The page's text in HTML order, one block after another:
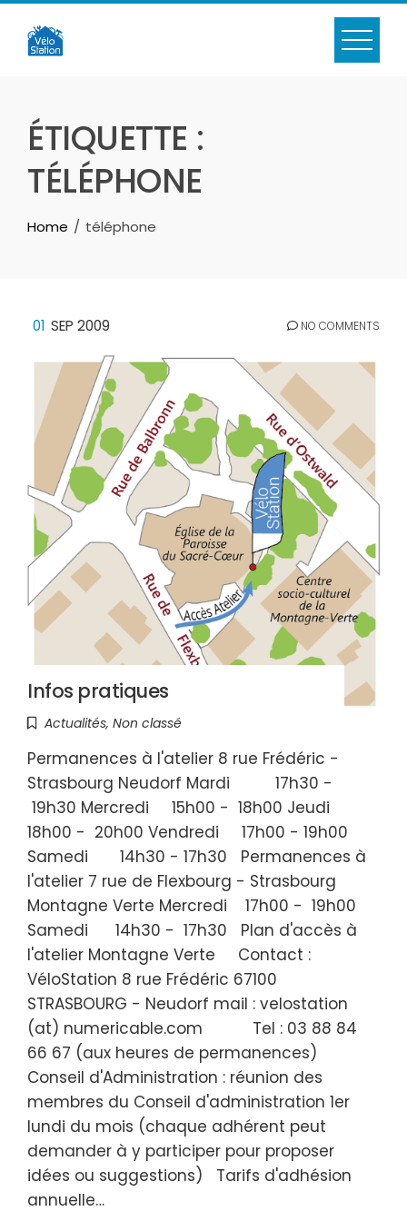
Skip
content
ÉTIQUETTE :
TÉLÉPHONE
Home téléphone
01 SEP 2009 NO COMMENTS
Infos pratiques
Actualités, Non classé
Permanences à l'atelier 8 rue Frédéric -
Strasbourg Neudorf Mardi 17h30 -
19h30 Mercredi 15h00 - 18h00 Jeudi
18h00 - 20h00 Vendredi 17h00 - 19h00
Samedi 14h30 - 17h30 Permanences à
l'atelier 7 rue de Flexbourg - Strasbourg
Montagne Verte Mercredi 17h00 - 19h00
Samedi 14h30 - 17h30 Plan d'accès à
l'atelier Montagne Verte Contact :
VéloStation 8 rue Frédéric 67100
STRASBOURG - Neudorf mail : velostation
(at) numericable.com Tel : 03 88 84
66 67 (aux heures de permanences)
Conseil d'Administration : réunion des
membres du Conseil d'administration 1er
lundi du mois (chaque adhérent peut
demander à y participer pour proposer
idées ou suggestions) Tarifs d'adhésion
annuelle…